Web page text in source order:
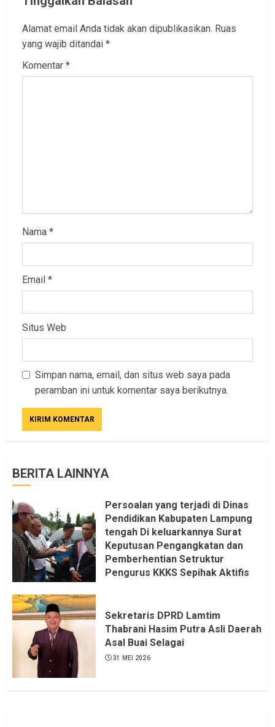
Alamat email Anda tidak akan dipublikasikan. Ruas
yang wajib ditandai *
Komentar *
Nama *
Email *
Situs Web
Simpan nama, email, dan situs web saya pada
peramban ini untuk komentar saya berikutnya.
BERITA LAINNYA
Persoalan yang terjadi di Dinas
Pendidikan Kabupaten Lampung
tengah Di keluarkannya Surat
Keputusan Pengangkatan dan
Pemberhentian Setruktur
Pengurus KKKS Sepihak Aktifis
Dapat saya pastikan penuh Unsur
KKN, dan Unsur Politik.
6 AGUSTUS 2026
Sekretaris DPRD Lamtim
Thabrani Hasim Putra Asli Daerah
Asal Buai Selagai
31 MEI 2026